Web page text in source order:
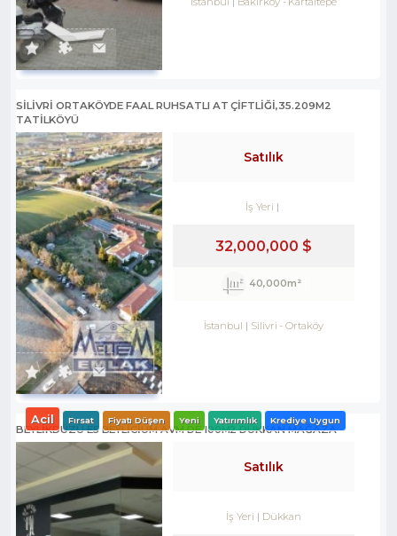
SILIVRI ORTAKÖYDE FAAL RUHSATLI AT ÇIFTLIĞI,35.209M2
TATILKÖYÜ
Satılık
İş Yeri
32,000,000 $
40,000m²
İstanbul Silivri -Ortaköy
BEYLİKDÜZÜ E5 BEYLİCİUM AVM DE 100M2 DÜKKAN MAĞAZA
Acil Fırsat Fiyatı Düşen Yeni Yatırımlık Krediye Uygun
Satılık
İş Yeri Dükkan